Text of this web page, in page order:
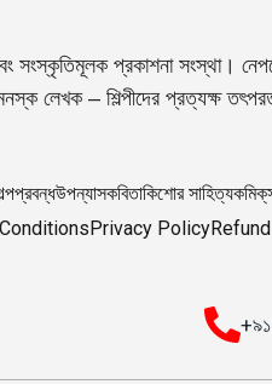
সংস্কৃতিমূলক প্রকাশনা সংস্থা।
লেখক – শিল্পীদের প্রত্যক্ষ
প্রবন্ধউপন্যাসকবিতাকিশোর সাহিত্য
Privacy Policy